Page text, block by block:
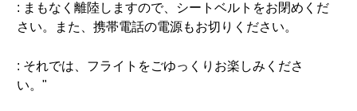
: まもなく離陸しますので、シートベルトをお閉めくだ
さい。また、携帯電話の電源もお切りください。
: それでは、フライトをごゆっくりお楽しみくださ
い。"